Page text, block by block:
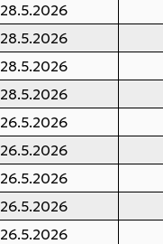
28.5.2026
28.5.2026
28.5.2026
28.5.2026
26.5.2026
26.5.2026
26.5.2026
26.5.2026
26.5.2026